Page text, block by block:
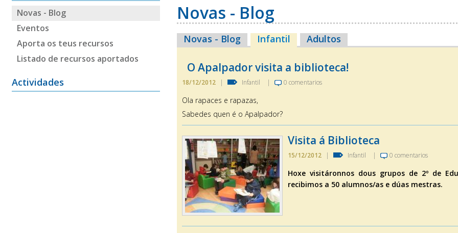
Novas - Blog
Eventos
Aporta os teus recursos
Listado de recursos aportados
Actividades
Novas - Blog
Novas - Blog Infantil (solapa activa)
Adultos
O Apalpador visita a biblioteca!
18/12/2012 | Infantil | 0 comentarios
Ola rapaces e rapazas,
Sabedes quen é o Apalpador?
Visita á Biblioteca
15/12/2012 | Infantil | 0 comentarios
Hoxe visitáronnos dous grupos de 2º de
recibimos a 50 alumnos/as e dúas mestras.